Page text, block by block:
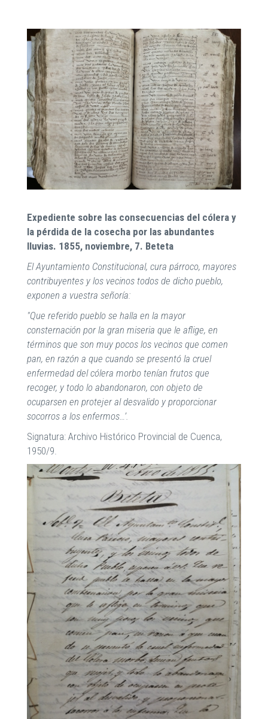
Expediente sobre las consecuencias del cólera y
la pérdida de la cosecha por las abundantes
lluvias. 1855, noviembre, 7. Beteta
El Ayuntamiento Constitucional, cura párroco, mayores
contribuyentes y los vecinos todos de dicho pueblo,
exponen a vuestra señoría:
"Que referido pueblo se halla en la mayor
consternación por la gran miseria que le aflige, en
términos que son muy pocos los vecinos que comen
pan, en razón a que cuando se presentó la cruel
enfermedad del cólera morbo tenían frutos que
recoger, y todo lo abandonaron, con objeto de
ocuparsen en protejer al desvalido y proporcionar
socorros a los enfermos…’.
Signatura: Archivo Histórico Provincial de Cuenca,
1950/9.